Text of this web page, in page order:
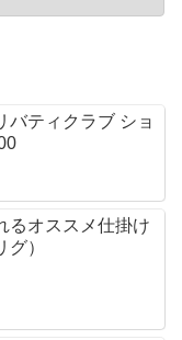
バティクラブ ショ
るオススメ仕掛け
グ）